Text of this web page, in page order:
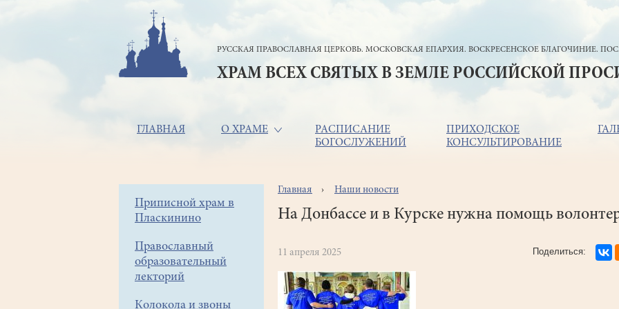
РУССКАЯ ПРАВОСЛАВНАЯ ЦЕРКОВЬ. МОСКОВСКАЯ ЕПАРХИЯ. ВОСКРЕСЕНСКОЕ БЛАГОЧИНИЕ.
ХРАМ ВСЕХ СВЯТЫХ В ЗЕМЛЕ РОССИЙСКОЙ
Основная
ГЛАВНАЯ О ХРАМЕ
РАСПИСАНИЕ
БОГОСЛУЖЕНИЙ
ПРИХОДСКОЕ
КОНСУЛЬТИРОВАНИЕ
Боковое
меню
Приписной храм в
Пласкинино
Православный
образовательный
лекторий
Колокола и звоны
Строка
навигации
Главная Наши новости
На Донбассе и в Курске нужна помощь
11 апреля 2025